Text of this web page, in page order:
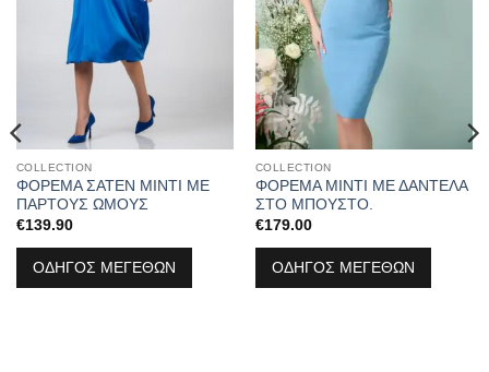
COLLECTION
ΦΟΡΕΜΑ ΣΑΤΕΝ ΜΙΝΤΙ ΜΕ
ΠΑΡΤΟΥΣ ΩΜΟΥΣ
€139.90
ΟΔΗΓΟΣ ΜΕΓΕΘΩΝ
COLLECTION
ΦΟΡΕΜΑ ΜΙΝΤΙ ΜΕ ΔΑΝΤΕΛΑ
ΣΤΟ ΜΠΟΥΣΤΟ.
€179.00
ΟΔΗΓΟΣ ΜΕΓΕΘΩΝ